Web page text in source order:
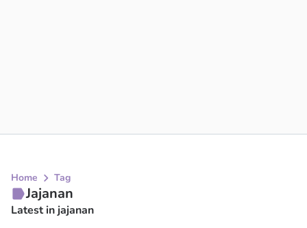
Home Tag
Jajanan
Latest in jajanan